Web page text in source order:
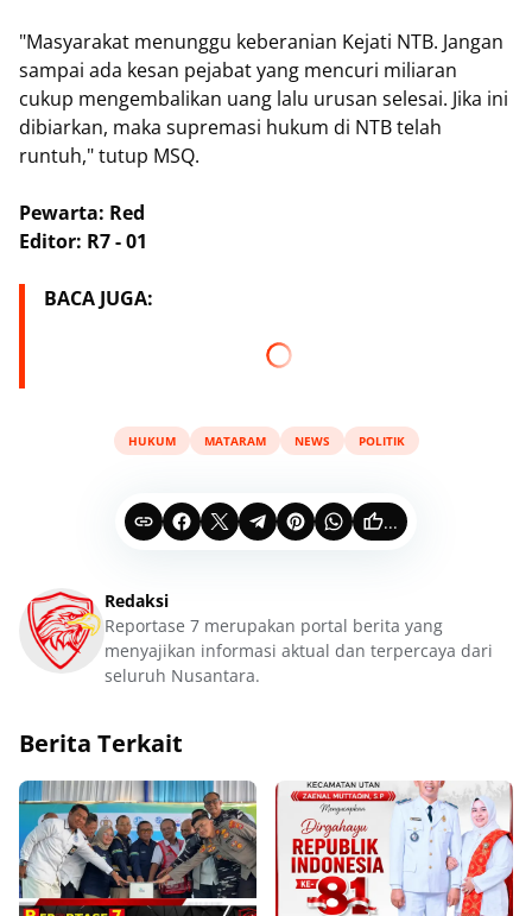
​"Masyarakat menunggu keberanian Kejati NTB. Jangan
sampai ada kesan pejabat yang mencuri miliaran
cukup mengembalikan uang lalu urusan selesai. Jika ini
dibiarkan, maka supremasi hukum di NTB telah
runtuh," tutup MSQ.
Pewarta: Red
Editor: R7 - 01
BACA JUGA:
HUKUM MATARAM NEWS POLITIK
...
Redaksi
Reportase 7 merupakan portal berita yang
menyajikan informasi aktual dan terpercaya dari
seluruh Nusantara.
Berita Terkait